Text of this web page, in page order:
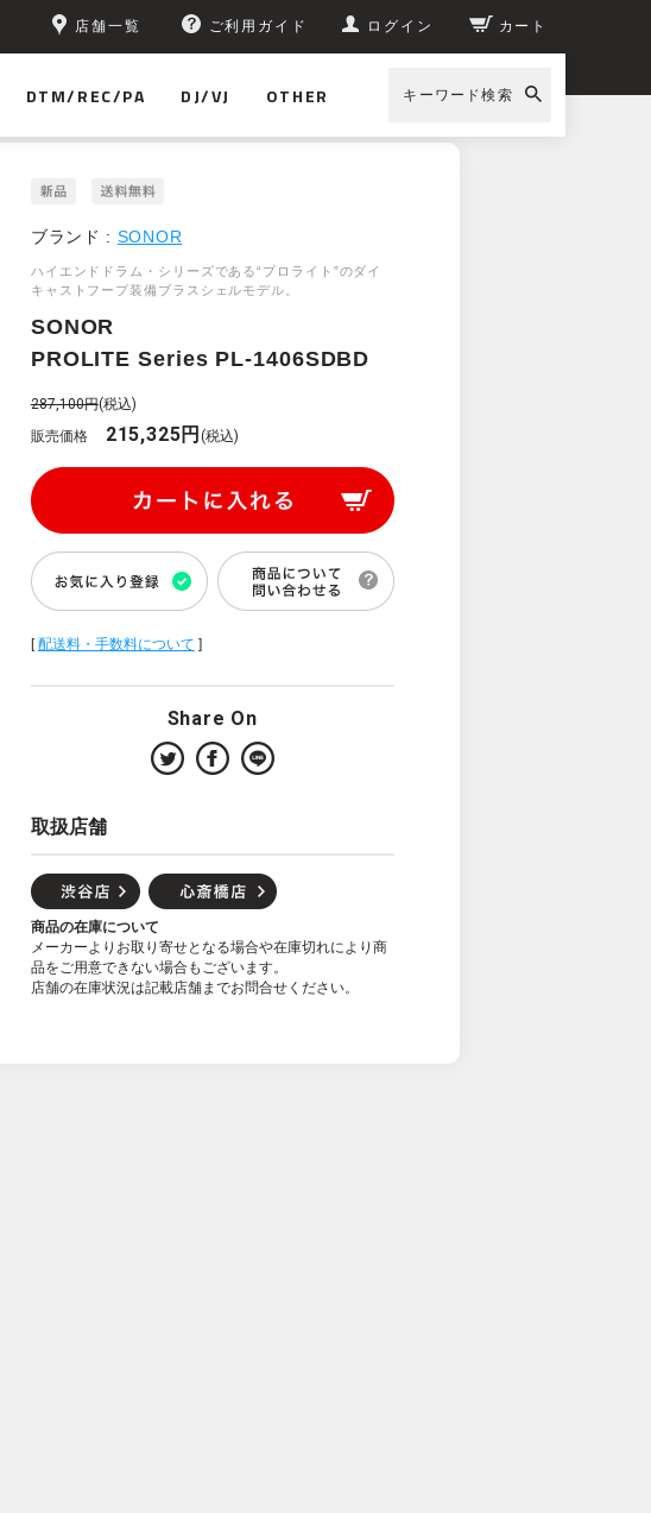
店舗一覧 ご利用ガイド ログイン カート
DTM/REC/PA DJ/VJ OTHER キーワード検索
ブランド : SONOR
ハイエンドドラム・シリーズである“プロライト”のダイ
キャストフープ装備ブラスシェルモデル。
SONOR
PROLITE Series PL-1406SDBD
287,100円(税込)
販売価格
215,325円(税込)
[配送料・手数料について ]
Share On
取扱店舗
商品の在庫について
メーカーよりお取り寄せとなる場合や在庫切れにより商
品をご用意できない場合もございます。
店舗の在庫状況は記載店舗までお問合せください。